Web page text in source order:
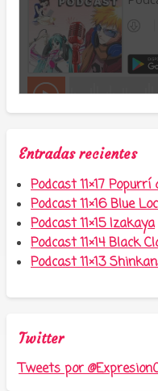
Entradas recientes
Podcast 11×17
Podcast 11×16 Blue
Podcast 11×15 Izakaya
Podcast 11×14 Black
Podcast 11×13
Twitter
Tweets por